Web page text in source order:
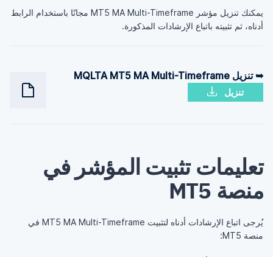
يمكنك تنزيل مؤشر MT5 MA Multi-Timeframe مجانًا باستخدام الرابط
أدناه، ثم تثبيته باتباع الإرشادات المذكورة.
➥ تنزيل MQLTA MT5 MA Multi-Timeframe
تنزيل
تعليمات تثبيت المؤشر في
منصة MT5
يُرجى اتباع الإرشادات أدناه لتثبيت MT5 MA Multi-Timeframe في
منصة MT5: